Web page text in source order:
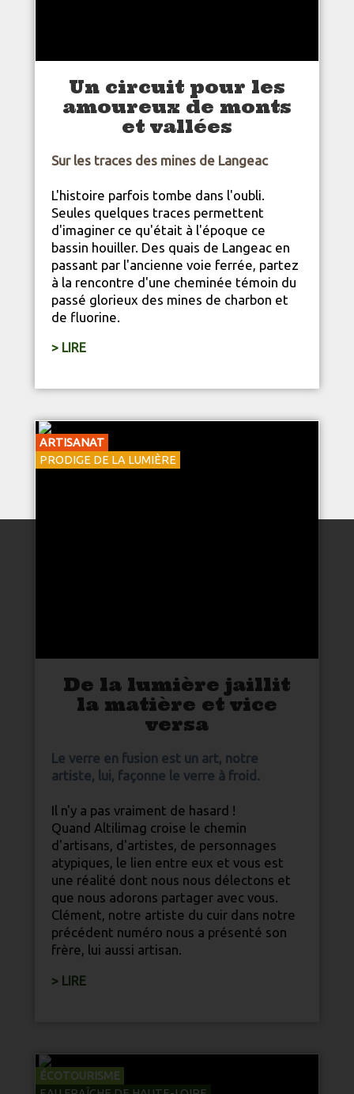
Un circuit pour les
amoureux de monts
et vallées
Sur les traces des mines de Langeac
L'histoire parfois tombe dans l'oubli.
Seules quelques traces permettent
d'imaginer ce qu'était à l'époque ce
bassin houiller. Des quais de Langeac en
passant par l'ancienne voie ferrée, partez
à la rencontre d'une cheminée témoin du
passé glorieux des mines de charbon et
de fluorine.
> LIRE
ARTISANAT
PRODIGE DE LA LUMIÈRE
De la lumière jaillit
la matière et vice
versa
Le verre en fusion est un art, notre
artiste, lui, façonne le verre à froid.
Il n'y a pas vraiment de hasard !
Quand Altilimag croise le chemin
d'artisans, d'artistes, de personnages
atypiques, le lien entre eux et vous est
une réalité dont nous nous délectons et
que nous adorons partager avec vous.
Clément, notre artiste du cuir dans notre
précédent numéro nous a présenté son
frère, lui aussi artisan.
> LIRE
ÉCOTOURISME